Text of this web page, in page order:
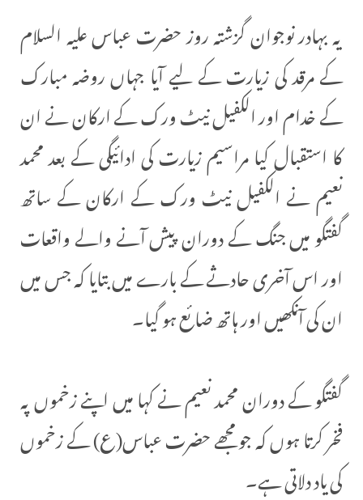
یہ بہادر نوجوان گزشتہ روز حضرت عباس علیہ السلام
کے مرقد کی زیارت کے لیے آیا جہاں روضہ مبارک
کے خدام اور الکفیل نیٹ ورک کے ارکان نے ان
کا استقبال کیا مراسیم زیارت کی ادائیگی کے بعد محمد
نعیم نے الکفیل نیٹ ورک کے ارکان کے ساتھ
گفتگو میں جنگ کے دوران پیش آنے والے واقعات
اور اس آخری حادثے کے بارے میں بتایا کہ جس میں
ان کی آنکھیں اور ہاتھ ضائع ہو گیا۔
گفتگو کے دوران محمد نعیم نے کہا میں اپنے زخموں پہ
فخر کرتا ہوں کہ جو مجھے حضرت عباس(ع) کے زخموں
کی یاد دلاتی ہے۔